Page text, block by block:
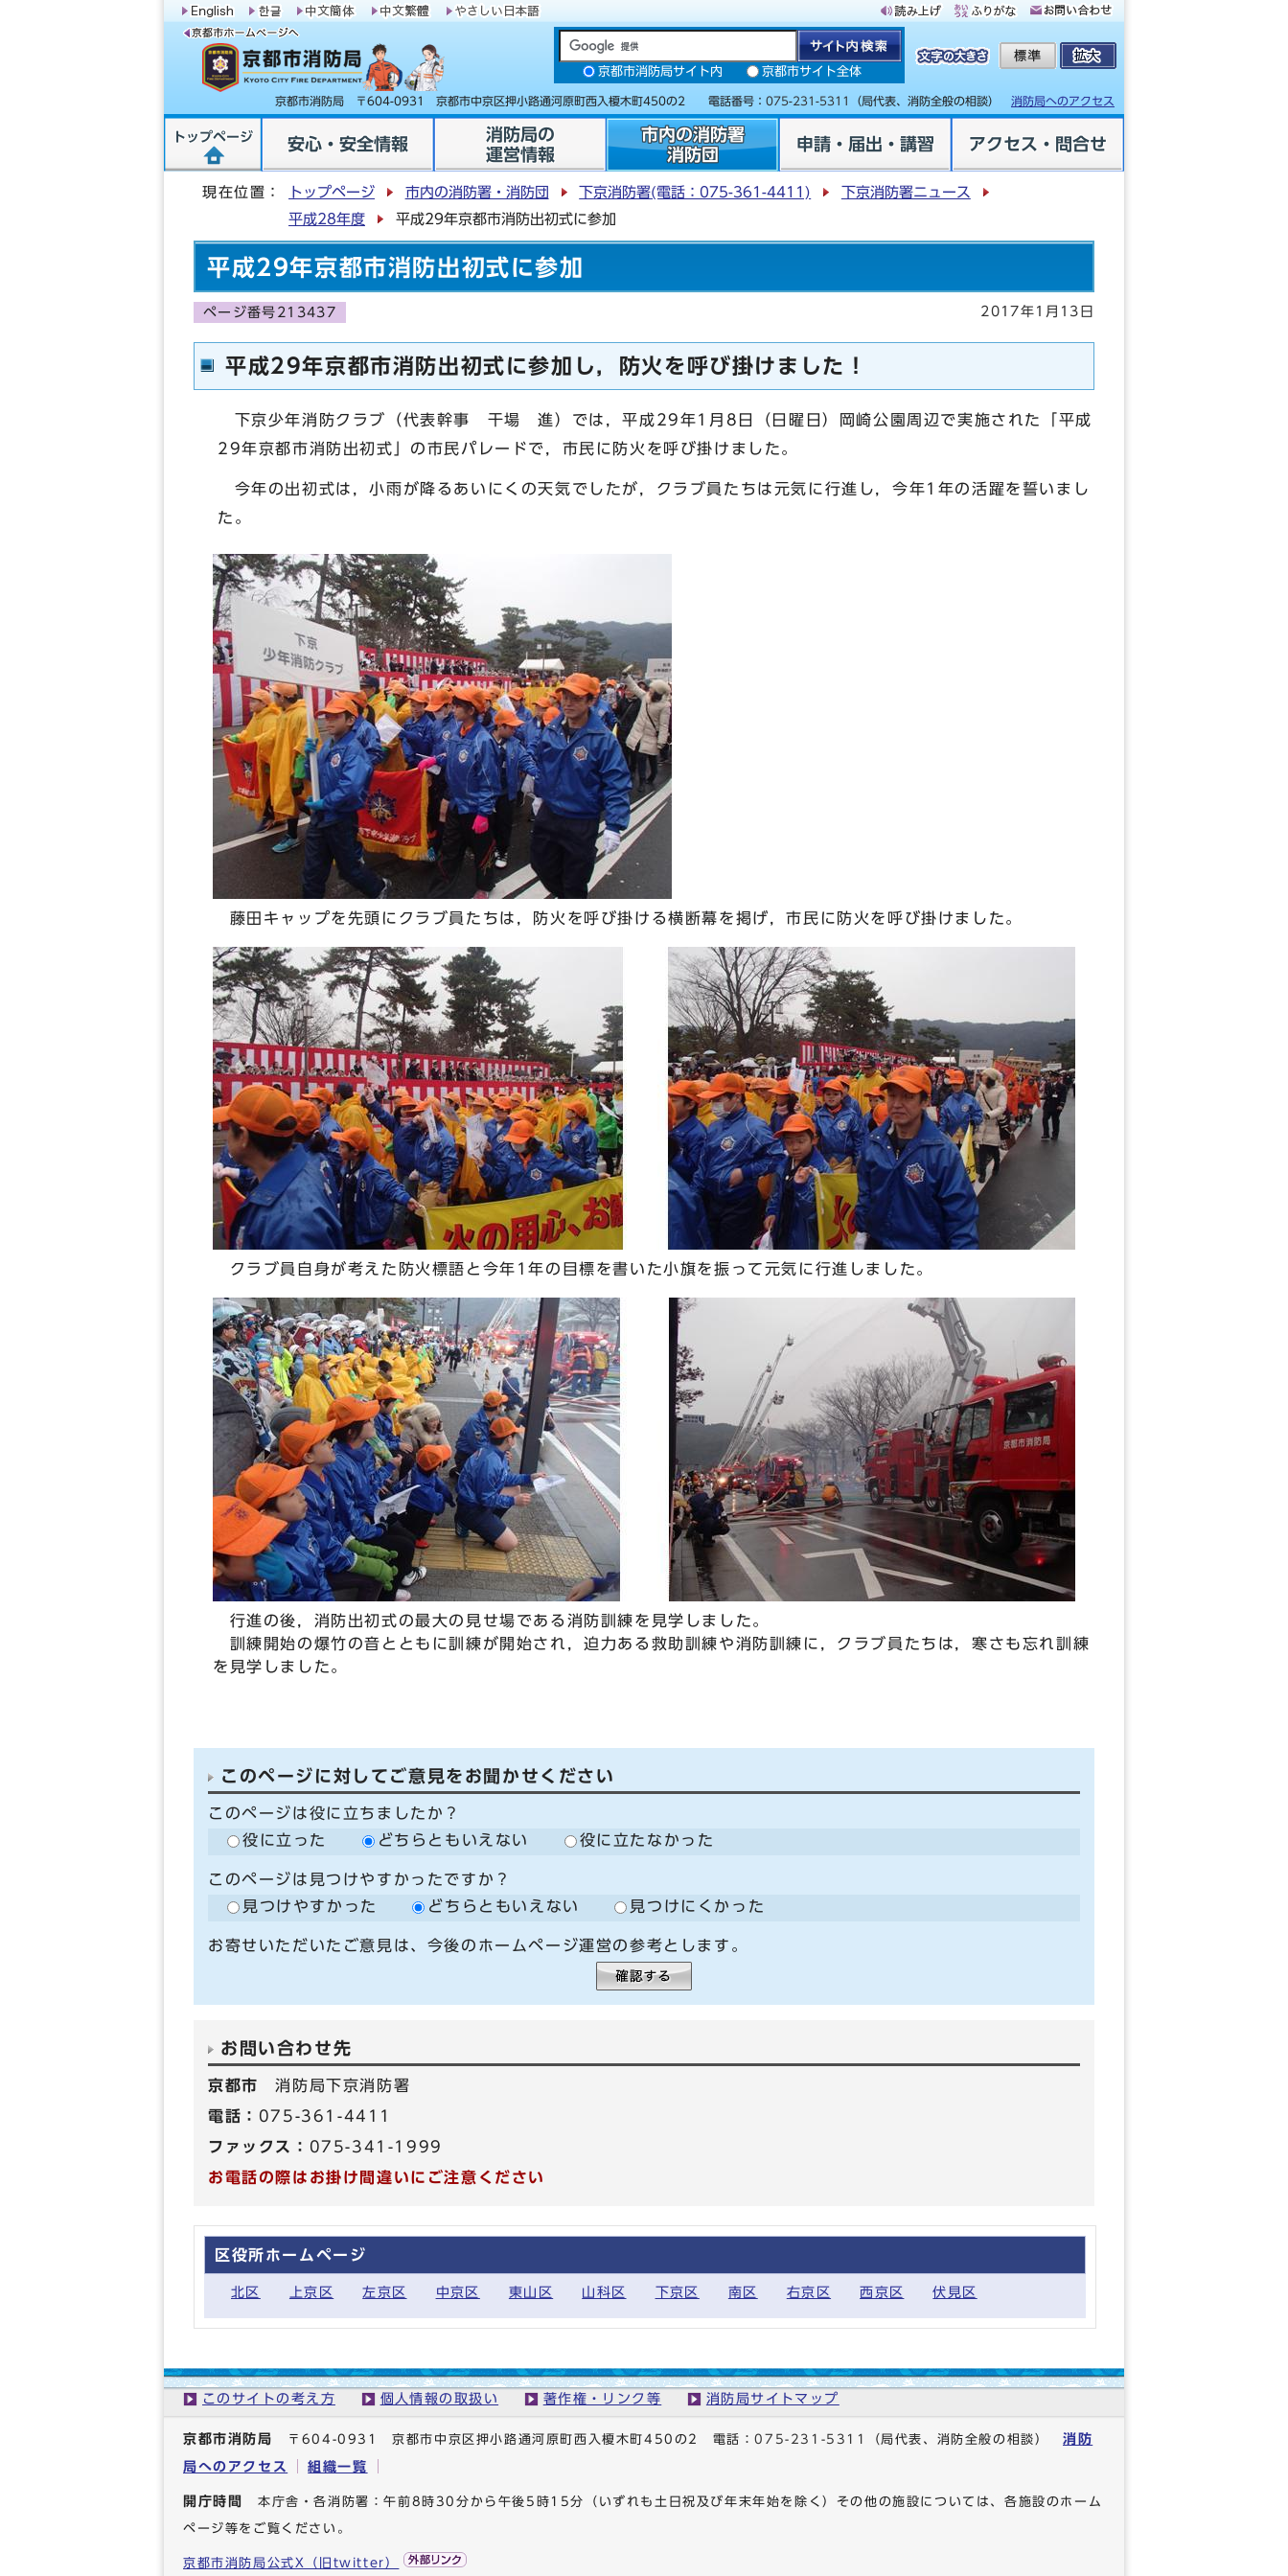
京都市消防局サイト内 京都市サイト全体
京都市消防局 〒604-0931 京都市中京区押小路通河原町西入榎木町450の2 電話番号： 075-231-5311 （局代表、消防全般の相談） 消防局へのアクセス
トップページ 安心・安全情報
消防局の
運営情報
市内の消防署
消防団
申請・届出・講習 アクセス・問合せ
現在位置： トップページ 市内の消防署・消防団 下京消防署(電話：075-361-4411)
下京消防署ニュース
平成28年度
平成29年京都市消防出初式に参加
平成29年京都市消防出初式に参加
ページ番号213437 2017年1月13日
平成29年京都市消防出初式に参加し，防火を呼び掛けました！
下京少年消防クラブ（代表幹事 干場 進）では，平成29年1月8日（日曜日）岡崎公園周辺で実施された「平成
29年京都市消防出初式」の市民パレードで，市民に防火を呼び掛けました。
今年の出初式は，小雨が降るあいにくの天気でしたが，クラブ員たちは元気に行進し，今年1年の活躍を誓いまし
た。
藤田キャップを先頭にクラブ員たちは，防火を呼び掛ける横断幕を掲げ，市民に防火を呼び掛けました。
クラブ員自身が考えた防火標語と今年1年の目標を書いた小旗を振って元気に行進しました。
行進の後，消防出初式の最大の見せ場である消防訓練を見学しました。
訓練開始の爆竹の音とともに訓練が開始され，迫力ある救助訓練や消防訓練に，クラブ員たちは，寒さも忘れ訓練
を見学しました。
このページに対してご意見をお聞かせください
このページは役に立ちましたか？
役に立った
どちらともいえない 役に立たなかった
このページは見つけやすかったですか？
見つけやすかった
どちらともいえない 見つけにくかった
お寄せいただいたご意見は、今後のホームページ運営の参考とします。
お問い合わせ先
京都市消防局下京消防署
電話： 075-361-4411
ファックス： 075-341-1999
お電話の際はお掛け間違いにご注意ください
区役所ホームページ
北区 上京区 左京区 中京区 東山区 山科区 下京区 南区 右京区 西京区 伏見区
このサイトの考え方 個人情報の取扱い 著作権・リンク等 消防局サイトマップ
京都市消防局 〒604-0931 京都市中京区押小路通河原町西入榎木町450の2 電話：075-231-5311 （局代表、消防全般の相談）消防
局へのアクセス
組織一覧
開庁時間 本庁舎・各消防署：午前8時30分から午後5時15分（いずれも土日祝及び年末年始を除く）その他の施設については、各施設のホーム
ページ等をご覧ください。
京都市消防局公式X（旧twitter）